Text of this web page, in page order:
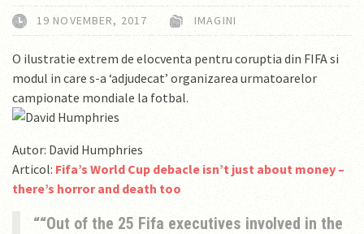
19 NOVEMBER, 2017 IMAGINI
O ilustratie extrem de elocventa pentru coruptia din FIFA si
modul in care s-a ‘adjudecat’ organizarea urmatoarelor
campionate mondiale la fotbal.
Autor: David Humphries
Articol: Fifa’s World Cup debacle isn’t just about money –
there’s horror and death too
“Out of the 25 Fifa executives involved in the